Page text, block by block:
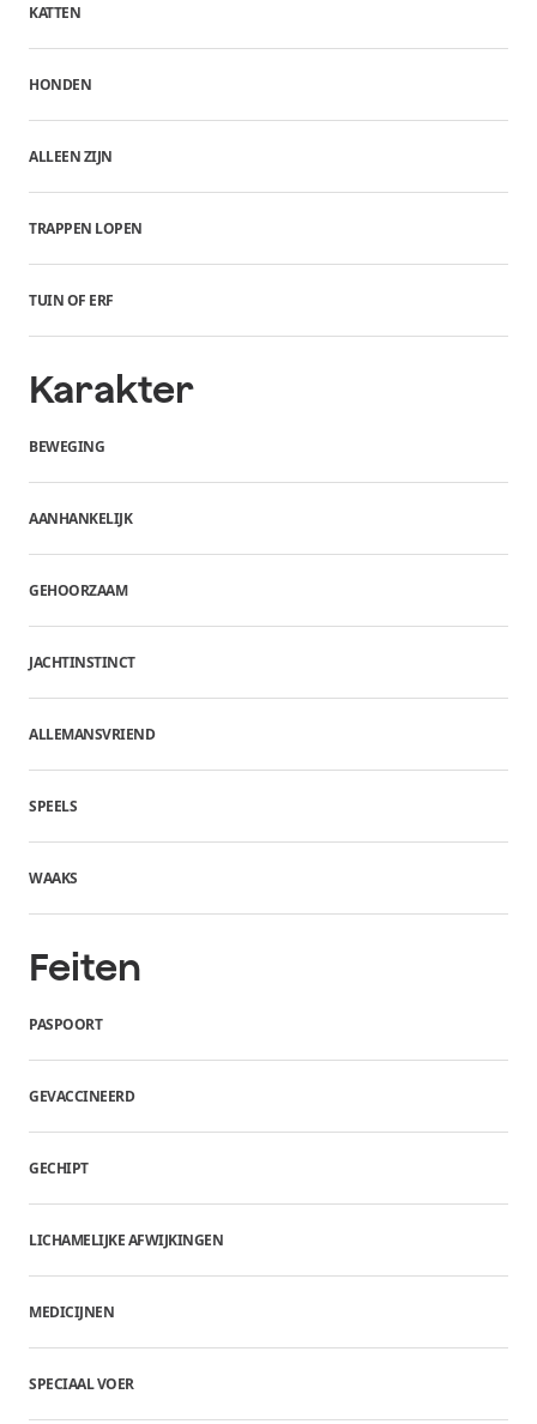
KATTEN
HONDEN
ALLEEN ZIJN
TRAPPEN LOPEN
TUIN OF ERF
Karakter
BEWEGING
AANHANKELIJK
GEHOORZAAM
JACHTINSTINCT
ALLEMANSVRIEND
SPEELS
WAAKS
Feiten
PASPOORT
GEVACCINEERD
GECHIPT
LICHAMELIJKE AFWIJKINGEN
MEDICIJNEN
SPECIAAL VOER